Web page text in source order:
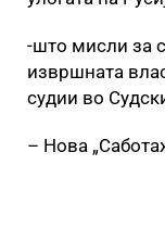
-што мисли за
извршната
судии во
– Нова